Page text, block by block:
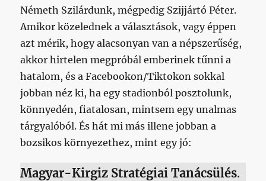
Németh Szilárdunk, mégpedig Szijjártó Péter.
Amikor közelednek a választások, vagy éppen
azt mérik, hogy alacsonyan van a népszerűség,
akkor hirtelen megpróbál emberinek tűnni a
hatalom, és a Facebookon/Tiktokon sokkal
jobban néz ki, ha egy stadionból posztolunk,
könnyedén, fiatalosan, mintsem egy unalmas
tárgyalóból. És hát mi más illene jobban a
bozsikos környezethez, mint egy jó:
Magyar-Kirgiz Stratégiai Tanácsülés.